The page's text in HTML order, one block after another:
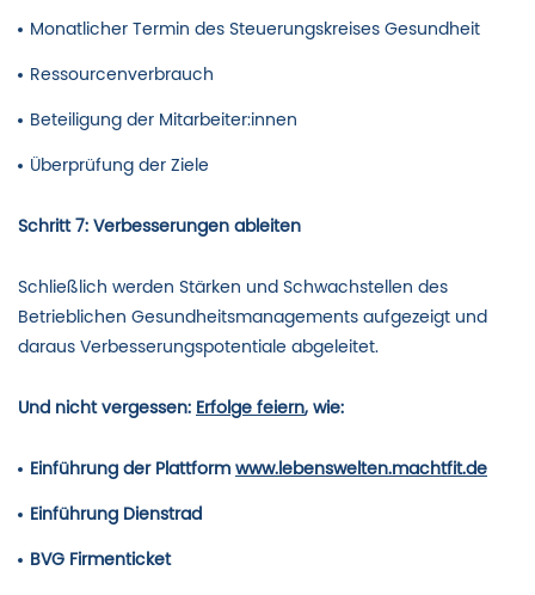
Monatlicher Termin des Steuerungskreises Gesundheit
Ressourcenverbrauch
Beteiligung der Mitarbeiter:innen
Überprüfung der Ziele
Schritt 7: Verbesserungen ableiten
Schließlich werden Stärken und Schwachstellen des
Betrieblichen Gesundheitsmanagements aufgezeigt und
daraus Verbesserungspotentiale abgeleitet.
Und nicht vergessen: Erfolge feiern, wie:
Einführung der Plattform www.lebenswelten.machtfit.de
Einführung Dienstrad
BVG Firmenticket